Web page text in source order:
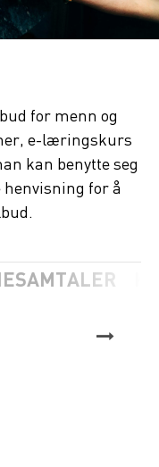
for menn og
e-læringskurs
kan benytte seg
henvisning for å